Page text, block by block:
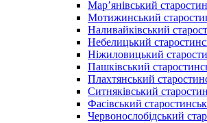
Мар’янівський
Мотижинський
Наливайківський
Небелицький
Ніжиловицький
Пашківський
Плахтянський
Ситняківський
Фасівський
Червонослобідський